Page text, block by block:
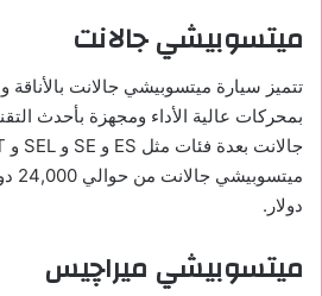
ميتسوبيشي جالانت
تتميز سيارة ميتسوبيشي جالانت بالأناقة
بمحركات عالية الأداء ومجهزة بأحدث
دولار.
ميتسوبيشي ميراچيس